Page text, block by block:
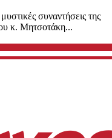
συναντήσεις της
κ. Μητσοτάκη...